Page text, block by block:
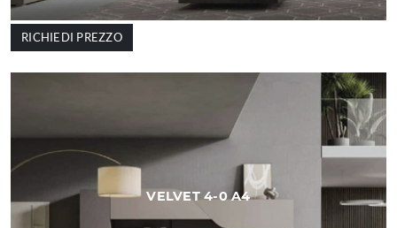
RICHIEDI PREZZO
VELVET 4-0 A4